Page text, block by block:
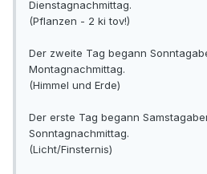
Dienstagnachmittag.
(Pflanzen - 2 ki tov!)
Der zweite Tag begann
Montagnachmittag.
(Himmel und Erde)
Der erste Tag begann
Sonntagnachmittag.
(Licht/Finsternis)